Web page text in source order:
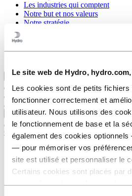
Le site web de Hydro,
Les cookies sont de petits
fonctionner correctement et
utilisateur. Nous utilisons des
le fonctionnement de base et la
également des cookies
— pour mémoriser vos
site est utilisé et personnaliser le
Certains cookies sont placés par
Les industries qui comptent
Notre but et nos valeurs
Notre stratégie
Approvisionnement
Retour au menu principal
Fermer
Carrières
Postes vacants
Étudiants et diplômés
La vie chez Hydro
Domaines de carrière
Amélioration continue